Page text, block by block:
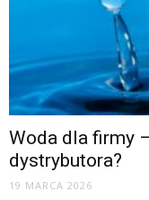
Woda dla firmy
dystrybutora?
19 MARCA 2026